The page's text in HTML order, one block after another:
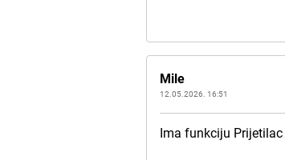
Mile
12.05.2026. 16:51
Ima funkciju